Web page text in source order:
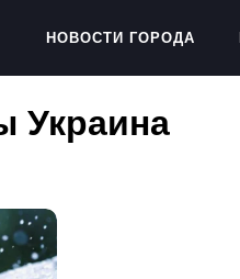
НОВОСТИ ГОРОДА
Украина